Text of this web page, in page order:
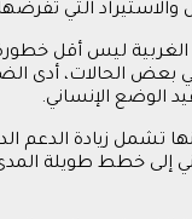
والاستيراد التي
الغربية ليس أقل
بعض الحالات، أدى
الوضع الإنساني.
تشمل زيادة الدعم
خطط طويلة المدى